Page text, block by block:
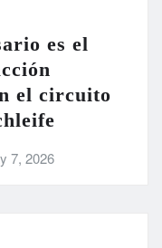
es el
el circuito
7, 2026